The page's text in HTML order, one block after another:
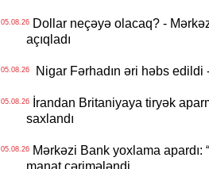
05.08.26Dollar neçəyə olacaq? -
açıqladı
05.08.26Nigar Fərhadın əri həbs edildi
05.08.26İrandan Britaniyaya tiryək
saxlandı
05.08.26Mərkəzi Bank yoxlama apardı:
manat cərimələndi